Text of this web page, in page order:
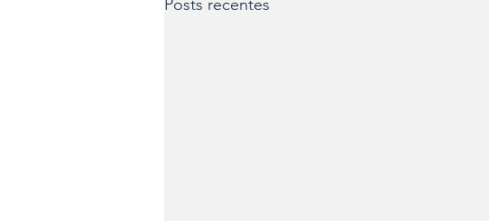
Posts recentes